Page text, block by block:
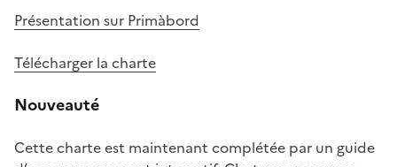
Présentation sur Primàbord
Télécharger la charte
Nouveauté
Cette charte est maintenant complétée par un guide